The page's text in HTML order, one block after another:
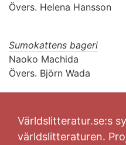
Övers. Helena Hansson
Sumokattens bageri
Naoko Machida
Övers. Björn Wada
Världslitteratur.se:s
världslitteraturen.